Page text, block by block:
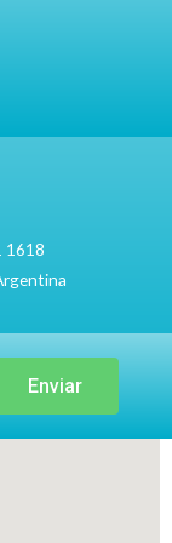
1618
Enviar